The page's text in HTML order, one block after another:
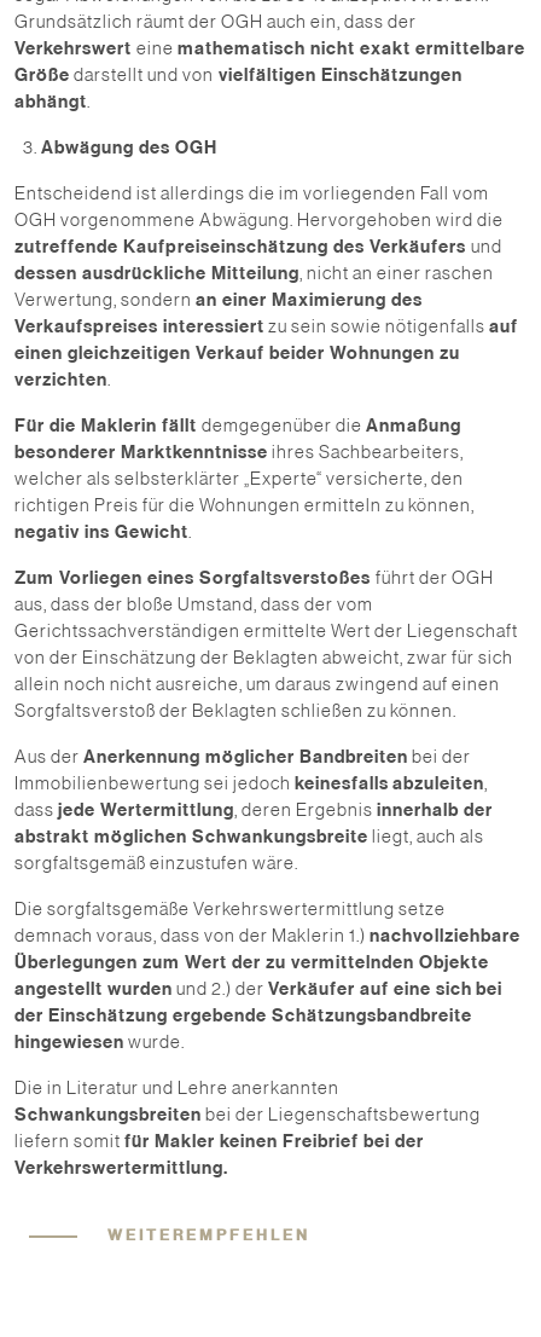
Grundsätzlich räumt der OGH auch ein, dass der
Verkehrswert eine mathematisch nicht exakt ermittelbare
Größe darstellt und von vielfältigen Einschätzungen
abhängt
Abwägung des OGH
Entscheidend ist allerdings die im vorliegenden Fall vom
OGH vorgenommene Abwägung. Hervorgehoben wird die
zutreffende Kaufpreiseinschätzung des Verkäufers und
dessen ausdrückliche Mitteilung , nicht an einer raschen
Verwertung, sondern an einer Maximierung des
Verkaufspreises interessiert zu sein sowie nötigenfalls auf
einen gleichzeitigen Verkauf beider Wohnungen zu
verzichten
Für die Maklerin fällt demgegenüber die Anmaßung
besonderer Marktkenntnisse ihres Sachbearbeiters,
welcher als selbsterklärter „Experte“ versicherte, den
richtigen Preis für die Wohnungen ermitteln zu können,
negativ ins Gewicht
Zum Vorliegen eines Sorgfaltsverstoßes führt der OGH
aus, dass der bloße Umstand, dass der vom
Gerichtssachverständigen ermittelte Wert der Liegenschaft
von der Einschätzung der Beklagten abweicht, zwar für sich
allein noch nicht ausreiche, um daraus zwingend auf einen
Sorgfaltsverstoß der Beklagten schließen zu können.
Aus der Anerkennung möglicher Bandbreiten bei der
Immobilienbewertung sei jedoch keinesfalls abzuleiten
dass jede Wertermittlung , deren Ergebnis innerhalb der
abstrakt möglichen Schwankungsbreite liegt, auch als
sorgfaltsgemäß einzustufen wäre.
Die sorgfaltsgemäße Verkehrswertermittlung setze
demnach voraus, dass von der Maklerin 1.) nachvollziehbare
Überlegungen zum Wert der zu vermittelnden Objekte
angestellt wurden und 2.) der Verkäufer auf eine sich bei
der Einschätzung ergebende Schätzungsbandbreite
hingewiesen wurde.
Die in Literatur und Lehre anerkannten
Schwankungsbreiten bei der Liegenschaftsbewertung
liefern somit für Makler keinen Freibrief bei der
Verkehrswertermittlung.
WEITEREMPFEHLEN